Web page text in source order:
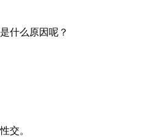
什么原因呢？
交。